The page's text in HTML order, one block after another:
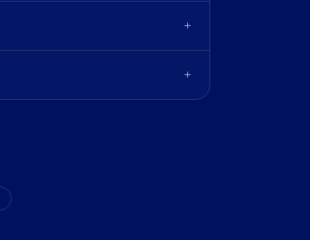
+
+